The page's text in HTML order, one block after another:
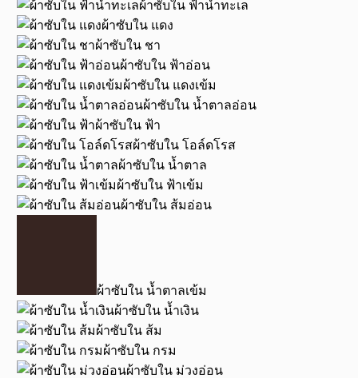
ผ้าซับใน ฟ้าน้ำทะเล
ผ้าซับใน แดง
ผ้าซับใน ชา
ผ้าซับใน ฟ้าอ่อน
ผ้าซับใน แดงเข้ม
ผ้าซับใน น้ำตาลอ่อน
ผ้าซับใน ฟ้า
ผ้าซับใน โอล์ดโรส
ผ้าซับใน น้ำตาล
ผ้าซับใน ฟ้าเข้ม
ผ้าซับใน ส้มอ่อน
ผ้าซับใน น้ำตาลเข้ม
ผ้าซับใน น้ำเงิน
ผ้าซับใน ส้ม
ผ้าซับใน กรม
ผ้าซับใน ม่วงอ่อน